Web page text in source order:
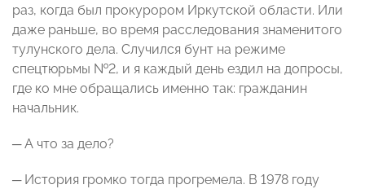
раз, когда был прокурором Иркутской области. Или
даже раньше, во время расследования знаменитого
тулунского дела. Случился бунт на режиме
спецтюрьмы №2, и я каждый день ездил на допросы,
где ко мне обращались именно так: гражданин
начальник.
─ А что за дело?
─ История громко тогда прогремела. В 1978 году